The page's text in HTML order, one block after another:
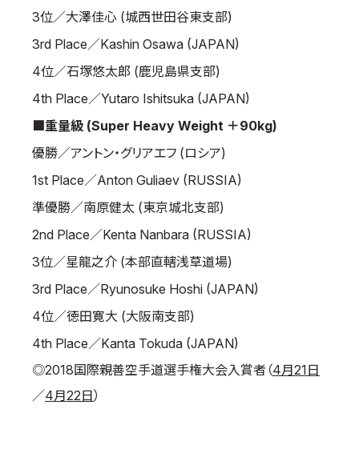
3位／大澤佳心 (城西世田谷東支部)
3rd Place／Kashin Osawa (JAPAN)
4位／石塚悠太郎 (鹿児島県支部)
4th Place／Yutaro Ishitsuka (JAPAN)
■重量級 (Super Heavy Weight ＋90kg)
優勝／アントン・グリアエフ (ロシア)
1st Place／Anton Guliaev (RUSSIA)
準優勝／南原健太 (東京城北支部)
2nd Place／Kenta Nanbara (RUSSIA)
3位／星龍之介 (本部直轄浅草道場)
3rd Place／Ryunosuke Hoshi (JAPAN)
4位／徳田寛大 (大阪南支部)
4th Place／Kanta Tokuda (JAPAN)
◎2018国際親善空手道選手権大会入賞者（4月21日
／4月22日）